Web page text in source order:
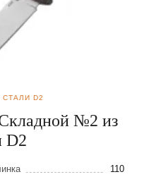
D2
№2 из
D2
110